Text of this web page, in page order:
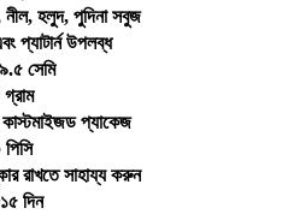
নীল, হলুদ, পুদিনা সবুজ
প্যাটার্ন উপলব্ধ
সেমি
প্যাকেজ
রাখতে সাহায্য করুন
দিন